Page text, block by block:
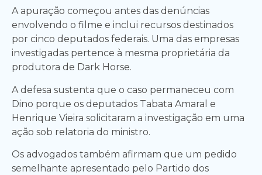
A apuração começou antes das denúncias
envolvendo o filme e inclui recursos destinados
por cinco deputados federais. Uma das empresas
investigadas pertence à mesma proprietária da
produtora de Dark Horse.
A defesa sustenta que o caso permaneceu com
Dino porque os deputados Tabata Amaral e
Henrique Vieira solicitaram a investigação em uma
ação sob relatoria do ministro.
Os advogados também afirmam que um pedido
semelhante apresentado pelo Partido dos